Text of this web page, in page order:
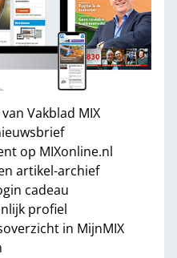
Vakblad MIX
op MIXonline.nl
artikel-archief
cadeau
profiel
in MijnMIX